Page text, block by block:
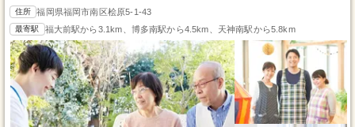
住所 福岡県福岡市南区桧原5-1-43
最寄駅 福大前駅から3.1km、博多南駅から4.5km、天神南駅から5.8km